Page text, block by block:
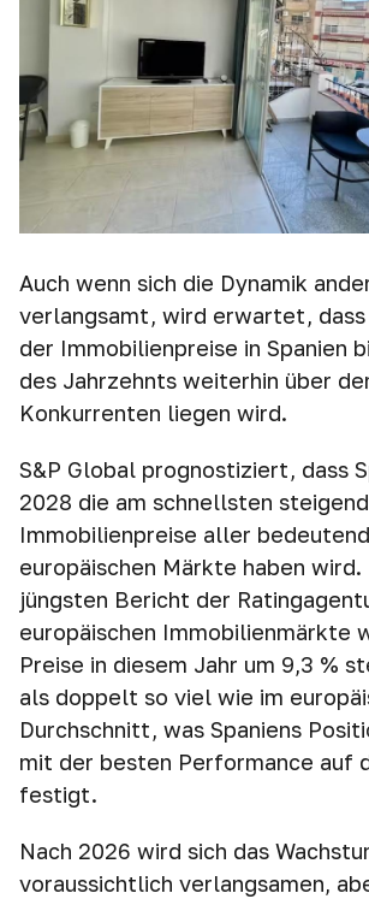
Auch wenn sich die Dynamik
verlangsamt, wird erwartet,
der Immobilienpreise in Spanien
des Jahrzehnts weiterhin über
Konkurrenten liegen wird.
S&P Global prognostiziert, dass
2028 die am schnellsten
Immobilienpreise aller
europäischen Märkte haben wird.
jüngsten Bericht der
europäischen Immobilienmärkte
Preise in diesem Jahr um 9,3 %
als doppelt so viel wie im
Durchschnitt, was Spaniens
mit der besten Performance auf
festigt.
Nach 2026 wird sich das
voraussichtlich verlangsamen,